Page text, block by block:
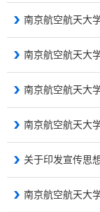
南京航空航天大
南京航空航天大
南京航空航天大
关于印发宣传思
南京航空航天大